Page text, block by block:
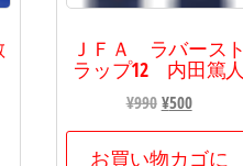
ＪＦＡ ラバースト
ラップ12 内田篤人
¥990 元
の
価
¥500現
在
の
お買い物カゴに